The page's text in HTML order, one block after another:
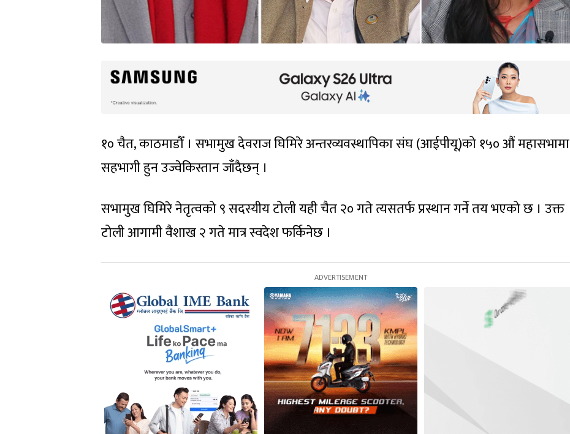
१० चैत, काठमाडौँ । सभामुख देवराज घिमिरे अन्तरव्यवस्थापिका संघ (आईपीयू)को १५० औं महासभामा
सहभागी हुन उज्वेकिस्तान जाँदैछन् ।
सभामुख घिमिरे नेतृत्वको ९ सदस्यीय टोली यही चैत २० गते त्यसतर्फ प्रस्थान गर्ने तय भएको छ । उक्त
टोली आगामी वैशाख २ गते मात्र स्वदेश फर्किनेछ ।